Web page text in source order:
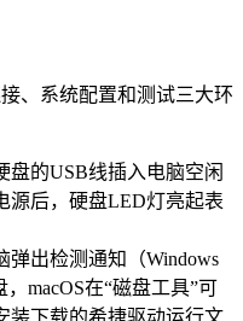
、系统配置和测试三大环
盘的USB线插入电脑空闲
源后，硬盘LED灯亮起表
弹出检测通知（Windows
macOS在“磁盘工具”可